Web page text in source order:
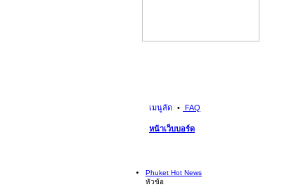
เมนูลัด FAQ
หน้าเว็บบอร์ด
Phuket Hot News
หัวข้อ